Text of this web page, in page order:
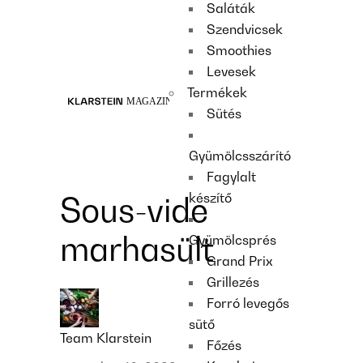
Saláták
Szendvicsek
Smoothies
Levesek
Termékek
Sütés
Gyümölcsszárító
Fagylalt
készítő
Gyümölcsprés
Grand Prix
Grillezés
Forró levegős
sütő
Főzés
Sous-vide
marhasült
Team Klarstein